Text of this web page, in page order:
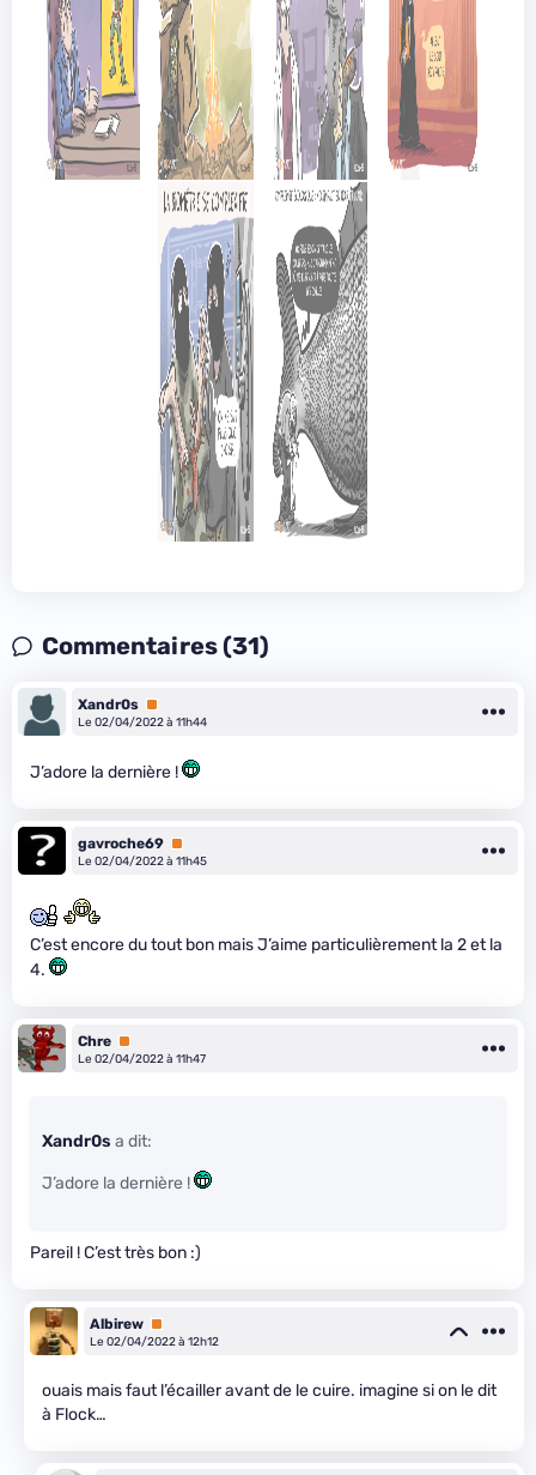
Commentaires (31)
Xandr0s Premium
Le 02/04/2022 à 11h44
J’adore la dernière !
gavroche69 Premium
Le 02/04/2022 à 11h45
C’est encore du tout bon mais J’aime particulièrement la 2 et la
4.
Chre Premium
Le 02/04/2022 à 11h47
Xandr0s a dit:
J’adore la dernière !
Pareil ! C’est très bon :)
Albirew Premium
Le 02/04/2022 à 12h12
ouais mais faut l’écailler avant de le cuire. imagine si on le dit
à Flock…